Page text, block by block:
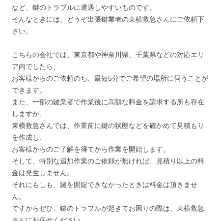
など、鍵のトラブルに遭遇しやすいものです。
そんなときには、どうぞ出張鍵業者の東横救急さんにご依頼下
さい。
こちらの会社では、東京都や神奈川県、千葉県などの対応エリ
ア内でしたら、
お客様からのご依頼のち、最短5分でご希望の場所に伺うことが
できます。
また、一部の鍵業者で作業後に高額な料金を請求する所も存在
しますが、
東横救急さんでは、作業前に鍵の状態などを確かめて見積もり
を作成し、
お客様からのご了解を得てから作業を開始します。
そして、特別な追加作業のご依頼が無ければ、見積り以上の料
金は発生しません。
それにもしも、鍵を開錠できなかったときは料金は頂きませ
ん。
ですからぜひ、鍵のトラブルが起きてお困りの際は、東横救急